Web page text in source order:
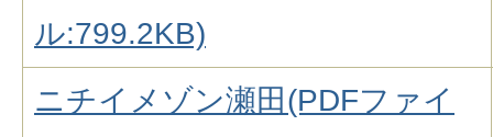
ル:799.2KB)
ニチイメゾン瀬田(PDFファイ